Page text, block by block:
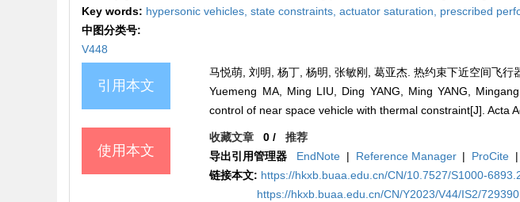
Key words: hypersonic vehicles, state constraints, actuator saturation, prescribed
中图分类号:
V448
引用本文
马悦萌, 刘明, 杨丁, 杨明, 张敏刚, 葛亚杰. 热约束下近空间飞
Yuemeng MA, Ming LIU, Ding YANG, Ming YANG,
control of near space vehicle with thermal constraint[J]. Acta
使用本文
收藏文章 0 /推荐
导出引用管理器
EndNote | Reference Manager | ProCite |
链接本文: https://hkxb.buaa.edu.cn/CN/10.7527/S1000-
https://hkxb.buaa.edu.cn/CN/Y2023/V44/IS2/729390